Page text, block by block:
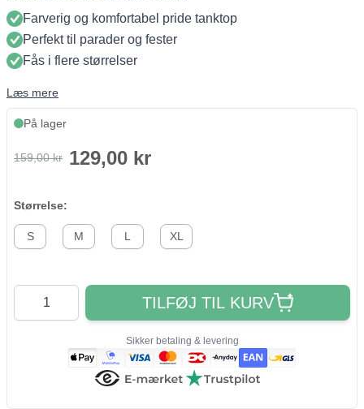
Farverig og komfortabel pride tanktop
Perfekt til parader og fester
Fås i flere størrelser
Læs mere
På lager
159,00 kr 129,00 kr
Størrelse:
S M L XL
Antal
TILFØJ TIL KURV
Sikker betaling & levering